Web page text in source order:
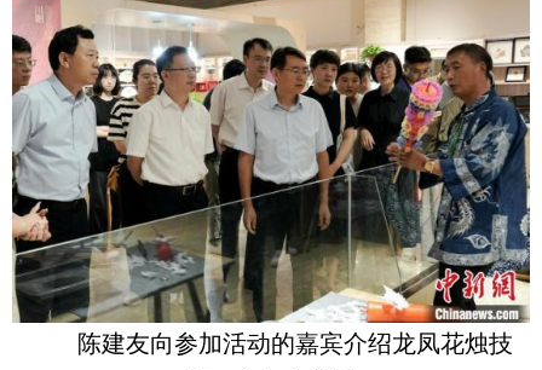
陈建友向参加活动的嘉宾介绍龙凤花烛技